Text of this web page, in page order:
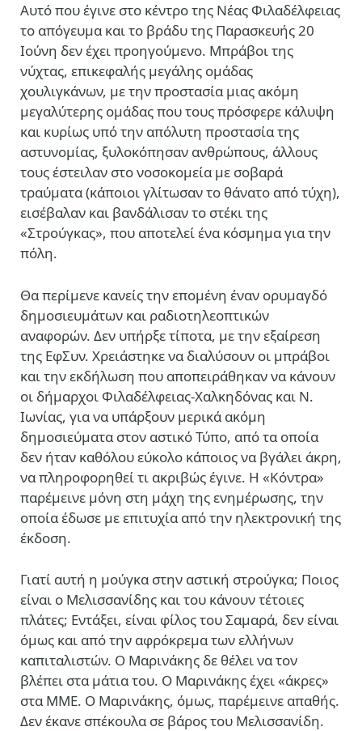
Αυτό που έγινε στο κέντρο της Νέας Φιλαδέλφειας
το απόγευμα και το βράδυ της Παρασκευής 20
Ιούνη δεν έχει προηγούμενο. Μπράβοι της
νύχτας, επικεφαλής μεγάλης ομάδας
χουλιγκάνων, με την προστασία μιας ακόμη
μεγαλύτερης ομάδας που τους πρόσφερε κάλυψη
και κυρίως υπό την απόλυτη προστασία της
αστυνομίας, ξυλοκόπησαν ανθρώπους, άλλους
τους έστειλαν στο νοσοκομεία με σοβαρά
τραύματα (κάποιοι γλίτωσαν το θάνατο από τύχη),
εισέβαλαν και βανδάλισαν το στέκι της
«Στρούγκας», που αποτελεί ένα κόσμημα για την
πόλη.
Θα περίμενε κανείς την επομένη έναν ορυμαγδό
δημοσιευμάτων και ραδιοτηλεοπτικών
αναφορών. Δεν υπήρξε τίποτα, με την εξαίρεση
της ΕφΣυν. Χρειάστηκε να διαλύσουν οι μπράβοι
και την εκδήλωση που αποπειράθηκαν να κάνουν
οι δήμαρχοι Φιλαδέλφειας-Χαλκηδόνας και Ν.
Ιωνίας, για να υπάρξουν μερικά ακόμη
δημοσιεύματα στον αστικό Τύπο, από τα οποία
δεν ήταν καθόλου εύκολο κάποιος να βγάλει άκρη,
να πληροφορηθεί τι ακριβώς έγινε. Η «Κόντρα»
παρέμεινε μόνη στη μάχη της ενημέρωσης, την
οποία έδωσε με επιτυχία από την ηλεκτρονική της
έκδοση.
Γιατί αυτή η μούγκα στην αστική στρούγκα; Ποιος
είναι ο Μελισσανίδης και του κάνουν τέτοιες
πλάτες; Εντάξει, είναι φίλος του Σαμαρά, δεν είναι
όμως και από την αφρόκρεμα των ελλήνων
καπιταλιστών. Ο Μαρινάκης δε θέλει να τον
βλέπει στα μάτια του. Ο Μαρινάκης έχει «άκρες»
στα ΜΜΕ. Ο Μαρινάκης, όμως, παρέμεινε απαθής.
Δεν έκανε σπέκουλα σε βάρος του Μελισσανίδη.